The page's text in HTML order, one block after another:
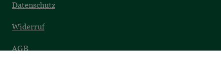
Datenschutz
Widerruf
AGB